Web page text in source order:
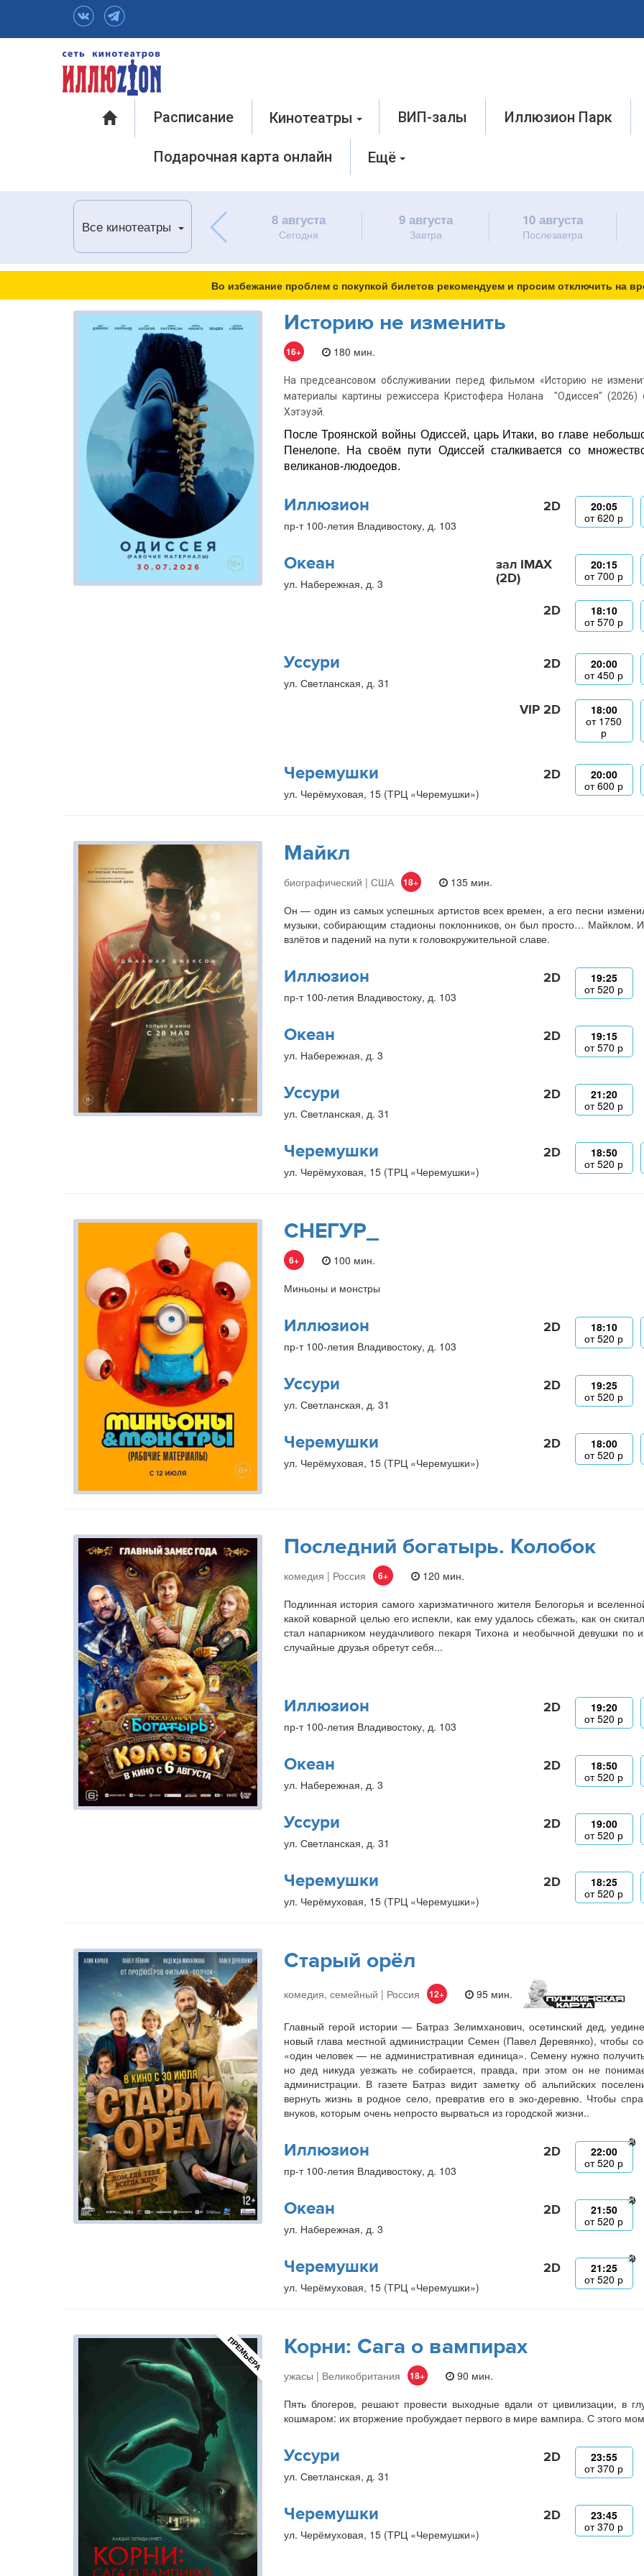
Расписание Кинотеатры ВИП-залы Иллюзион Парк
Подарочная карта онлайн Ещё
Все кинотеатры 8 августа
Сегодня
9 августа
Завтра
10 августа
Послезавтра
Во избежание проблем с покупкой билетов рекомендуем и просим отключить на
Историю не изменить
16+ 180 мин.
На предсеансовом обслуживании перед фильмом «Историю не
материалы картины режиссера Кристофера Нолана "Одиссея"
Хэтэуэй.
После Троянской войны Одиссей, царь Итаки, во главе
Пенелопе. На своём пути Одиссей сталкивается со
великанов-людоедов.
Иллюзион
пр-т 100-летия Владивостоку, д. 103
2D
20:05
от620 р
Океан
ул. Набережная, д. 3
зал IMAX
(2D)
20:15
от700 р
2D
18:10
от570 р
Уссури
ул. Светланская, д. 31
2D
20:00
от450 р
VIP 2D
18:00
от 1750
р
Черемушки
ул. Черёмуховая, 15 (ТРЦ «Черемушки»)
2D
20:00
от600 р
Майкл
биографический | США 18+
135 мин.
Он — один из самых успешных артистов всех времен, а его песни
музыки, собирающим стадионы поклонников, он был просто… Майклом.
взлётов и падений на пути к головокружительной славе.
Иллюзион
пр-т 100-летия Владивостоку, д. 103
2D
19:25
от520 р
Океан
ул. Набережная, д. 3
2D
19:15
от570 р
Уссури
ул. Светланская, д. 31
2D
21:20
от520 р
Черемушки
ул. Черёмуховая, 15 (ТРЦ «Черемушки»)
2D
18:50
от520 р
СНЕГУР_
6+
100 мин.
Миньоны и монстры
Иллюзион
пр-т 100-летия Владивостоку, д. 103
2D
18:10
от520 р
Уссури
ул. Светланская, д. 31
2D
19:25
от520 р
Черемушки
ул. Черёмуховая, 15 (ТРЦ «Черемушки»)
2D
18:00
от520 р
Последний богатырь. Колобок
комедия | Россия 6+
120 мин.
Подлинная история самого харизматичного жителя Белогорья и
какой коварной целью его испекли, как ему удалось сбежать, как он
стал напарником неудачливого пекаря Тихона и необычной девушки
случайные друзья обретут себя...
Иллюзион
пр-т 100-летия Владивостоку, д. 103
2D
19:20
от520 р
Океан
ул. Набережная, д. 3
2D
18:50
от520 р
Уссури
ул. Светланская, д. 31
2D
19:00
от520 р
Черемушки
ул. Черёмуховая, 15 (ТРЦ «Черемушки»)
2D
18:25
от520 р
Старый орёл
комедия, семейный | Россия 12+ 95 мин.
Главный герой истории — Батраз Зелимханович, осетинский дед,
новый глава местной администрации Семен (Павел Деревянко), чтобы
«один человек — не административная единица». Семену нужно
но дед никуда уезжать не собирается, правда, при этом он не
администрации. В газете Батраз видит заметку об альпийских
вернуть жизнь в родное село, превратив его в эко-деревню. Чтобы
внуков, которым очень непросто вырваться из городской жизни..
Иллюзион
пр-т 100-летия Владивостоку, д. 103
2D
22:00
от520 р
Океан
ул. Набережная, д. 3
2D
21:50
от520 р
Черемушки
ул. Черёмуховая, 15 (ТРЦ «Черемушки»)
2D
21:25
от520 р
ПРЕМЬЕРА Корни: Сага о вампирах
ужасы | Великобритания 18+
90 мин.
Пять блогеров, решают провести выходные вдали от цивилизации, в
кошмаром: их вторжение пробуждает первого в мире вампира. С этого
Уссури
ул. Светланская, д. 31
2D
23:55
от370 р
Черемушки
ул. Черёмуховая, 15 (ТРЦ «Черемушки»)
2D
23:45
от370 р